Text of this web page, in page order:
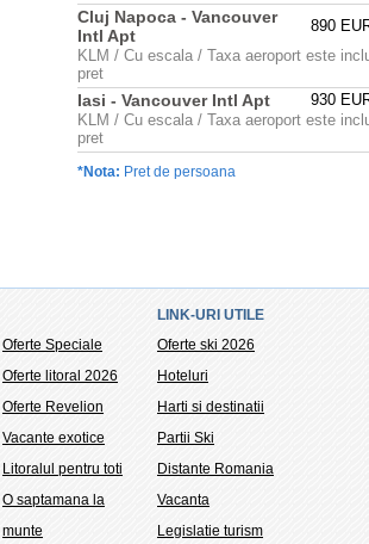
Cluj Napoca - Vancouver
Intl Apt
890
KLM / Cu escala / Taxa aeroport este
pret
Iasi - Vancouver Intl Apt
930
KLM / Cu escala / Taxa aeroport este
pret
*Nota: Pret de persoana
Oferte Speciale
Oferte litoral 2026
Oferte Revelion
Vacante exotice
Litoralul pentru toti
O saptamana la
munte
LINK-URI UTILE
Oferte ski 2026
Hoteluri
Harti si destinatii
Partii Ski
Distante Romania
Vacanta
Legislatie turism